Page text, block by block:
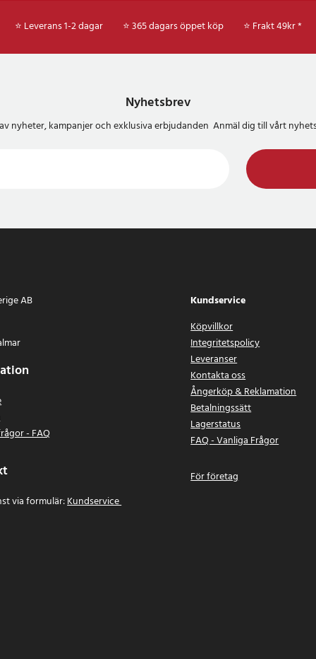
marmormönster
⭐ Leverans 1-2 dagar ⭐ 365 dagars öppet köp ⭐ Frakt 49kr *
Nyhetsbrev
nyheter, kampanjer och exklusiva erbjudanden Anmäl dig till vårt
AB
- FAQ
via formulär:Kundservice
Kundservice
Köpvillkor
Integritetspolicy
Leveranser
Kontakta oss
Ångerköp & Reklamation
Betalningssätt
Lagerstatus
FAQ - Vanliga Frågor
För företag